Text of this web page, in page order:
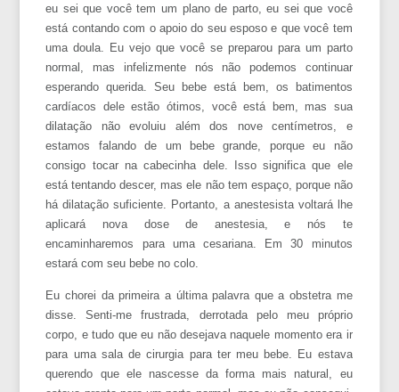
eu sei que você tem um plano de parto, eu sei que você
está contando com o apoio do seu esposo e que você tem
uma doula. Eu vejo que você se preparou para um parto
normal, mas infelizmente nós não podemos continuar
esperando querida. Seu bebe está bem, os batimentos
cardíacos dele estão ótimos, você está bem, mas sua
dilatação não evoluiu além dos nove centímetros, e
estamos falando de um bebe grande, porque eu não
consigo tocar na cabecinha dele. Isso significa que ele
está tentando descer, mas ele não tem espaço, porque não
há dilatação suficiente. Portanto, a anestesista voltará lhe
aplicará nova dose de anestesia, e nós te
encaminharemos para uma cesariana. Em 30 minutos
estará com seu bebe no colo.
Eu chorei da primeira a última palavra que a obstetra me
disse. Senti-me frustrada, derrotada pelo meu próprio
corpo, e tudo que eu não desejava naquele momento era ir
para uma sala de cirurgia para ter meu bebe. Eu estava
querendo que ele nascesse da forma mais natural, eu